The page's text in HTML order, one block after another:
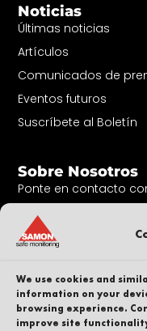
We use cookies and
information on your
browsing experience.
improve site
Noticias
Últimas noticias
Artículos
Comunicados de
Eventos futuros
Suscríbete al Boletín
Sobre Nosotros
Ponte en contacto
Nuestra gente
Carrera profesional
Denunciante
Política de privacidad